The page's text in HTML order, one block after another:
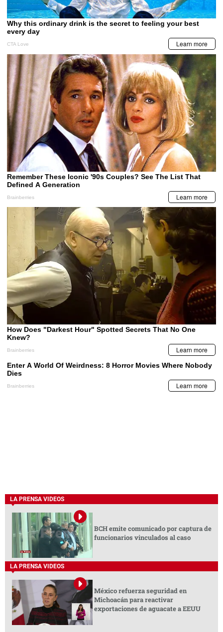
LA PRENSA VIDEOS
BCH emite comunicado por captura de
funcionarios vinculados al caso
LA PRENSA VIDEOS
México refuerza seguridad en
Michoacán para reactivar
exportaciones de aguacate a EEUU